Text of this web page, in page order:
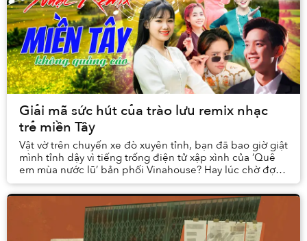
Giải mã sức hút của trào lưu remix nhạc
trẻ miền Tây
Vật vờ trên chuyến xe đò xuyên tỉnh, bạn đã bao giờ giật
mình tỉnh dậy vì tiếng trống điện tử xập xình của ‘Quê
em mùa nước lũ’ bản phối Vinahouse? Hay lúc chờ đợi
mòn mỏi, tay lướt TikTok lại bắt gặp...